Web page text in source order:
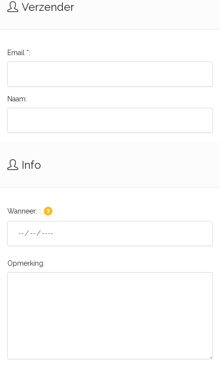
Verzender
Email *:
Naam:
Info
Wanneer: :
Opmerking: